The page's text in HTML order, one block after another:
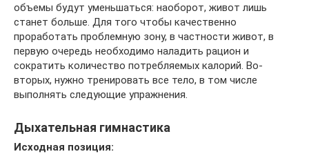
объемы будут уменьшаться: наоборот, живот лишь
станет больше. Для того чтобы качественно
проработать проблемную зону, в частности живот, в
первую очередь необходимо наладить рацион и
сократить количество потребляемых калорий. Во-
вторых, нужно тренировать все тело, в том числе
выполнять следующие упражнения.
Дыхательная гимнастика
Исходная позиция: